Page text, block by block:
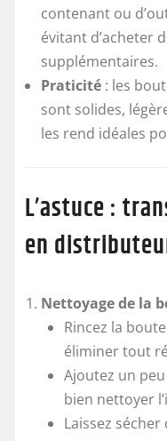
contenant ou
évitant d’acheter
supplémentaires.
Praticité : les
sont solides,
les rend idéales
L’astuce :
en
Nettoyage de la
Rincez la
éliminer tout
Ajoutez un
bien nettoyer
Laissez